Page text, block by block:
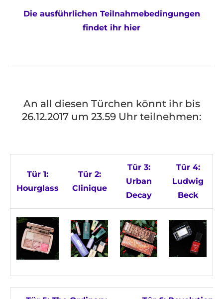
Die ausführlichen Teilnahmebedingungen
findet ihr hier
An all diesen Türchen könnt ihr bis
26.12.2017 um 23.59 Uhr teilnehmen:
Tür 1:
Hourglass
Tür 2:
Clinique
Tür 3:
Urban
Decay
Tür 4:
Ludwig
Beck